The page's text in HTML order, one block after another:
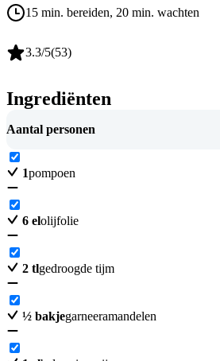
15 min. bereiden, 20 min. wachten
3.3/5(53)
Ingrediënten
Aantal personen
1pompoen
6 elolijfolie
2 tlgedroogde tijm
½ bakjegarneeramandelen